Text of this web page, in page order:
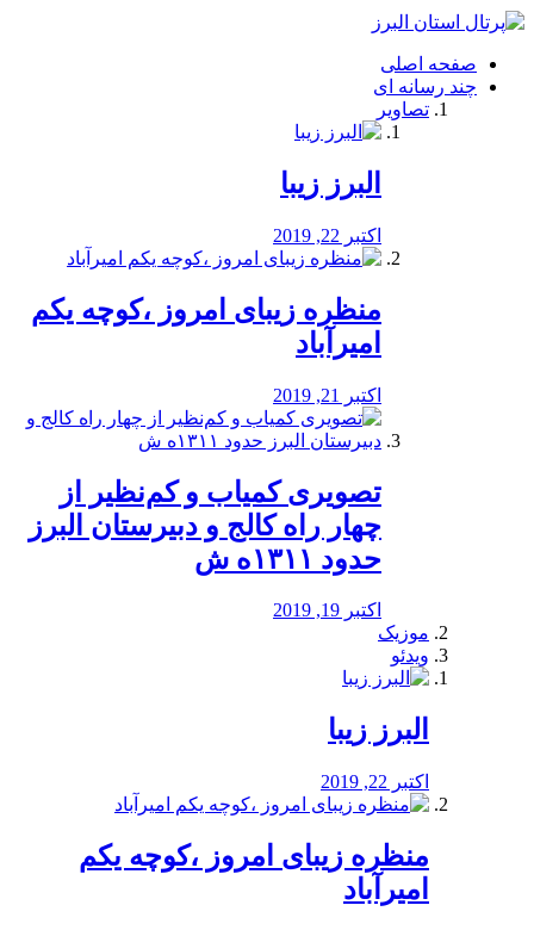
فصد
شرق
تهران
خشکشویی
صفحه اصلی
چند رسانه ای
تصاویر
البرز زیبا
اکتبر 22, 2019
منظره‌‌ زیبای امروز ،کوچه یکم
امیرآباد
اکتبر 21, 2019
️تصویری کمیاب و کم‌نظیر از
چهار راه كالج و دبيرستان البرز
حدود ۱۳۱۱ه ش
اکتبر 19, 2019
موزیک
ویدئو
البرز زیبا
اکتبر 22, 2019
منظره‌‌ زیبای امروز ،کوچه یکم
امیرآباد